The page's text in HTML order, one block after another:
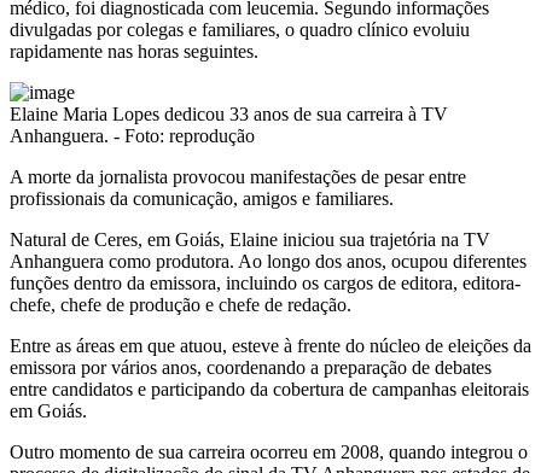
médico, foi diagnosticada com leucemia. Segundo informações
divulgadas por colegas e familiares, o quadro clínico evoluiu
rapidamente nas horas seguintes.
Elaine Maria Lopes dedicou 33 anos de sua carreira à TV
Anhanguera. - Foto: reprodução
A morte da jornalista provocou manifestações de pesar entre
profissionais da comunicação, amigos e familiares.
Natural de Ceres, em Goiás, Elaine iniciou sua trajetória na TV
Anhanguera como produtora. Ao longo dos anos, ocupou diferentes
funções dentro da emissora, incluindo os cargos de editora, editora-
chefe, chefe de produção e chefe de redação.
Entre as áreas em que atuou, esteve à frente do núcleo de eleições da
emissora por vários anos, coordenando a preparação de debates
entre candidatos e participando da cobertura de campanhas eleitorais
em Goiás.
Outro momento de sua carreira ocorreu em 2008, quando integrou o